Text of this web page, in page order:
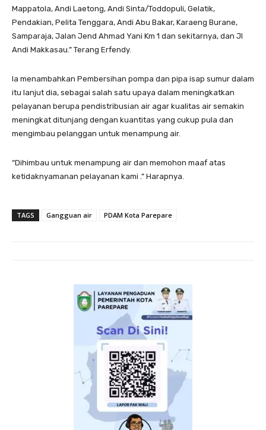
Mappatola, Andi Laetong, Andi Sinta/Toddopuli, Gelatik,
Pendakian, Pelita Tenggara, Andi Abu Bakar, Karaeng Burane,
Samparaja, Jalan Jend Ahmad Yani Km 1 dan sekitarnya, dan Jl
Andi Makkasau.” Terang Erfendy.
Ia menambahkan Pembersihan pompa dan pipa isap sumur dalam
itu lanjut dia, sebagai salah satu upaya dalam meningkatkan
pelayanan berupa pendistribusian air agar kualitas air semakin
meningkat ditunjang dengan kuantitas yang cukup pula dan
mengimbau pelanggan untuk menampung air.
“Dihimbau untuk menampung air dan memohon maaf atas
ketidaknyamanan pelayanan kami .” Harapnya.
TAGS Gangguan air PDAM Kota Parepare